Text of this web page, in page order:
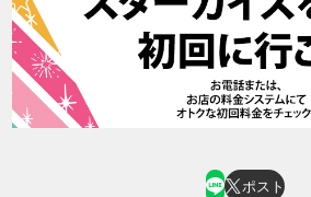
ポスト